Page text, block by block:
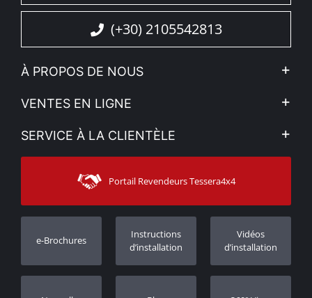
(+30) 2105542813
À PROPOS DE NOUS
L'entreprise
Voir nos actualités
Sitemap
VENTES EN LIGNE
Mon compte
Moyens d’expédition
SERVICE À LA CLIENTÈLE
Contacter
Assistance aux clients
Suivi des commandes
Concessionnaires
Portail Revendeurs Tessera4x4
e-Brochures
Instructions
d’installation
Vidéos
d’installation